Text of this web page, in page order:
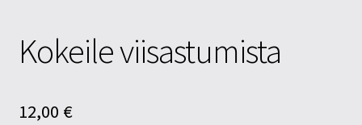
Kokeile viisastumista
12,00 €